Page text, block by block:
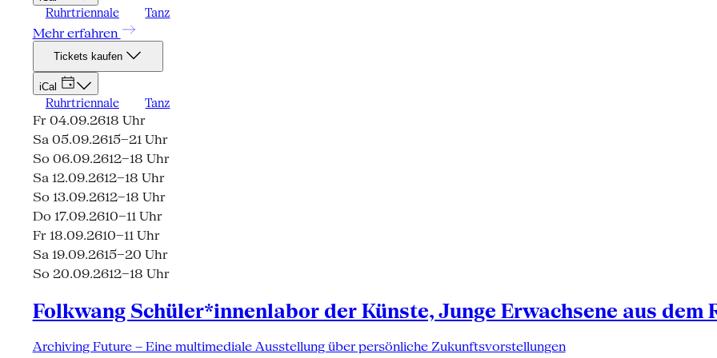
Ruhrtriennale Tanz
Mehr erfahren
Tickets kaufen
iCal
Ruhrtriennale Tanz
Fr 04.09.2618 Uhr
Sa 05.09.2615–21 Uhr
So 06.09.2612–18 Uhr
Sa 12.09.2612–18 Uhr
So 13.09.2612–18 Uhr
Do 17.09.2610–11 Uhr
Fr 18.09.2610–11 Uhr
Sa 19.09.2615–20 Uhr
So 20.09.2612–18 Uhr
Folkwang Schüler*innenlabor der Künste, Junge Erwachsene aus dem
Archiving Future – Eine multimediale Ausstellung über persönliche Zukunftsvorstellungen